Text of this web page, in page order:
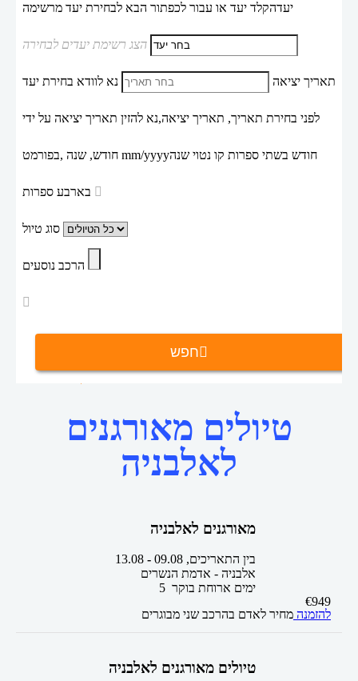
יעדהקלד יעד או עבור לכפתור הבא לבחירת יעד מרשימה
הצג רשימת יעדים לבחירה
תאריך יציאה נא לוודא בחירת יעד
לפני בחירת תאריך, תאריך יציאה,נא להזין תאריך יציאה על ידי
mm/yyyyחודש בשתי ספרות קו נטוי שנה
סוג טיול
הרכב נוסעים
חפש
דף הבית טיולים מאורגנים טיולים מאורגנים לאלבניה
טיולים מאורגנים
לאלבניה
מאורגנים לאלבניה
בין התאריכים, -
13.08
אלבניה - אדמת הנשרים
5 ימים ארוחת בוקר
€949
להזמנה מחיר לאדם בהרכב שני מבוגרים
טיולים מאורגנים לאלבניה